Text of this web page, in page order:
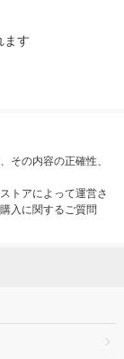
ます
その内容の正確性、
トアによって運営さ
入に関するご質問